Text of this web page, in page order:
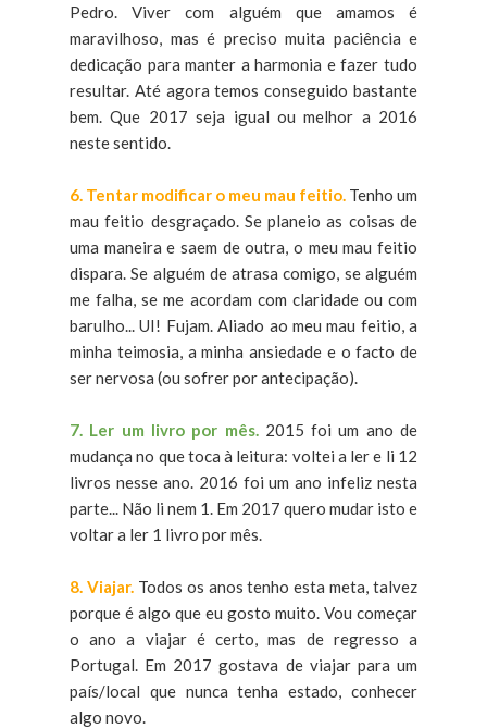
Pedro. Viver com alguém que amamos é
maravilhoso, mas é preciso muita paciência e
dedicação para manter a harmonia e fazer tudo
resultar. Até agora temos conseguido bastante
bem. Que 2017 seja igual ou melhor a 2016
neste sentido.
6. Tentar modificar o meu mau feitio. Tenho um
mau feitio desgraçado. Se planeio as coisas de
uma maneira e saem de outra, o meu mau feitio
dispara. Se alguém de atrasa comigo, se alguém
me falha, se me acordam com claridade ou com
barulho... UI! Fujam. Aliado ao meu mau feitio, a
minha teimosia, a minha ansiedade e o facto de
ser nervosa (ou sofrer por antecipação).
7. Ler um livro por mês. 2015 foi um ano de
mudança no que toca à leitura: voltei a ler e li 12
livros nesse ano. 2016 foi um ano infeliz nesta
parte... Não li nem 1. Em 2017 quero mudar isto e
voltar a ler 1 livro por mês.
8. Viajar. Todos os anos tenho esta meta, talvez
porque é algo que eu gosto muito. Vou começar
o ano a viajar é certo, mas de regresso a
Portugal. Em 2017 gostava de viajar para um
país/local que nunca tenha estado, conhecer
algo novo.